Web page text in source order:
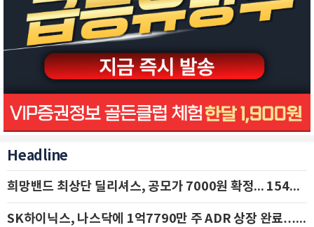
Headline
희망밴드 최상단 딜리셔스, 공모가 7000원 확정... 154억 규모 IPO 돌입
SK하이닉스, 나스닥에 1억7790만 주 ADR 상장 완료…29일 국내 추가 상장